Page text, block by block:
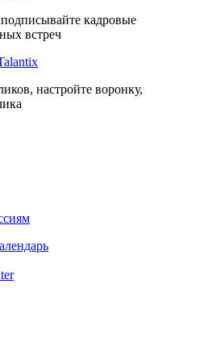
кадровые
встреч
настройте воронку,